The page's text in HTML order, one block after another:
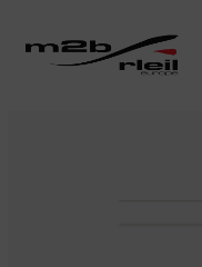
content